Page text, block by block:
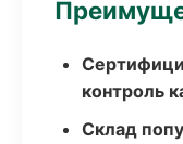
контроль
Склад